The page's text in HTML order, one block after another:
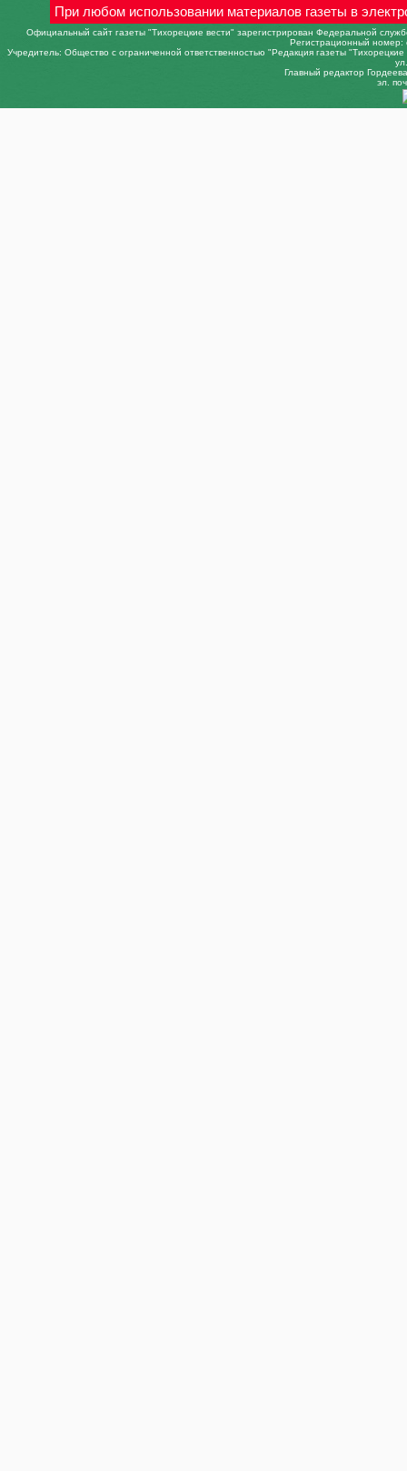
При любом использовании материалов газеты в
Официальный сайт газеты "Тихорецкие вести" зарегистрирован Федеральной
Регистрационный
Учредитель: Общество с ограниченной ответственностью "Редакция газеты
Главный редактор
эл.